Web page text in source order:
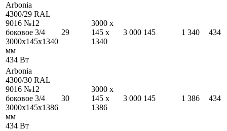
Arbonia
4300/29 RAL
9016 №12
боковое 3/4
3000x145x1340
мм
434 Вт
29
3000 x
145 x
1340
3 000 145 1 340 434
Arbonia
4300/30 RAL
9016 №12
боковое 3/4
3000x145x1386
мм
434 Вт
30
3000 x
145 x
1386
3 000 145 1 386 434